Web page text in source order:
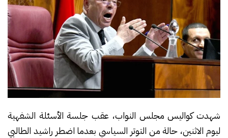
شهدت كواليس مجلس النواب، عقب جلسة الأسئلة الشفهية
ليوم الاثنين، حالة من التوتر السياسي بعدما اضطر راشيد الطالبي